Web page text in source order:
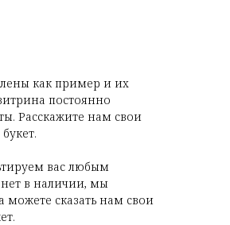
как пример и их
постоянно
Расскажите нам свои
вас любым
нет в наличии, мы
сказать нам свои